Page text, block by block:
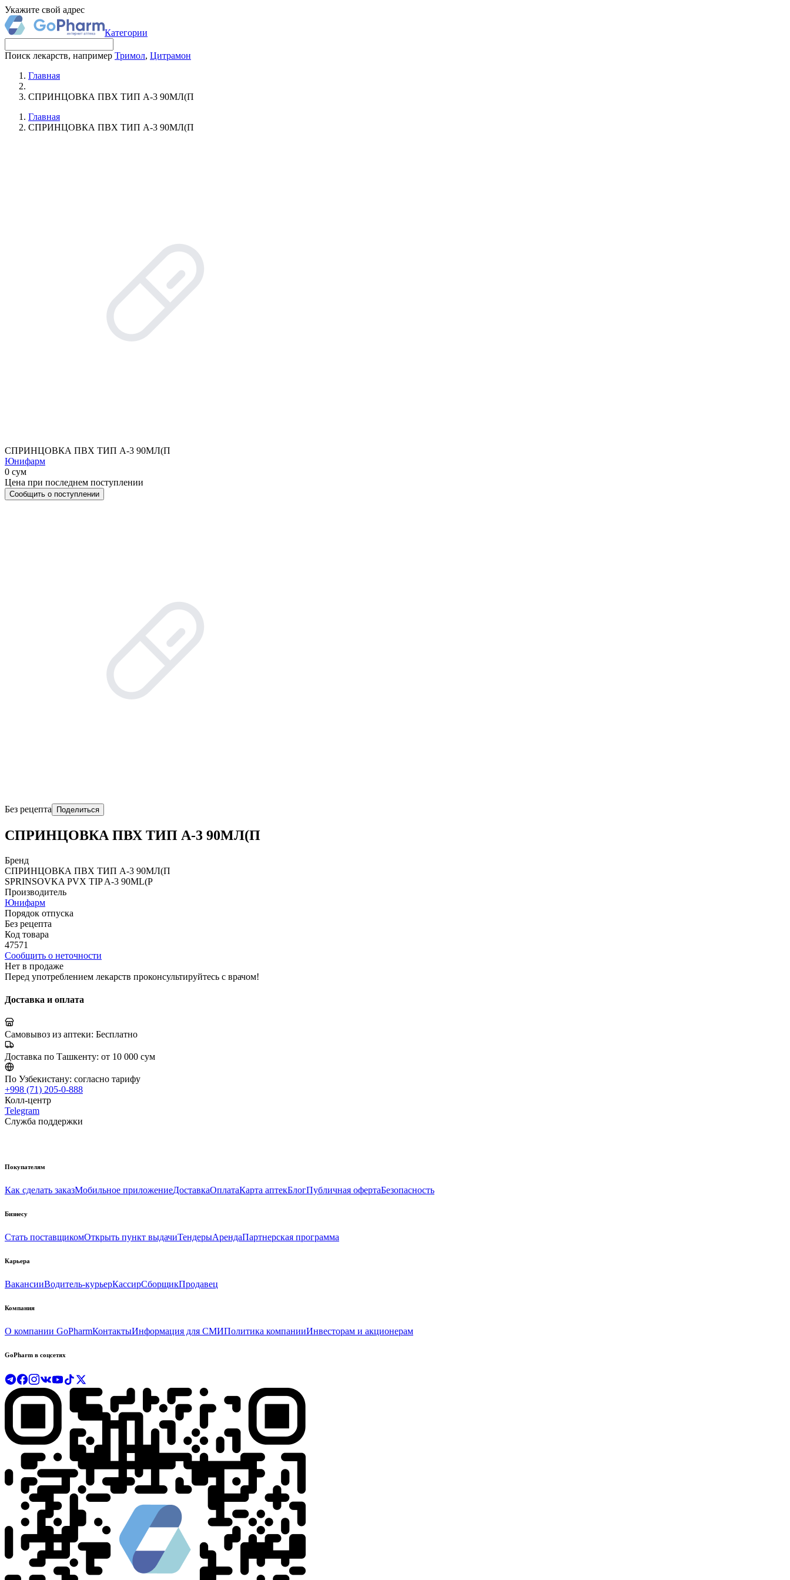
Укажите свой адрес
Категории
Поиск лекарств, например Тримол, Цитрамон
Главная
СПРИНЦОВКА ПВХ ТИП А-3 90МЛ(П
Главная
СПРИНЦОВКА ПВХ ТИП А-3 90МЛ(П
СПРИНЦОВКА ПВХ ТИП А-3 90МЛ(П
Юнифарм
0 сум
Цена при последнем поступлении
Сообщить о поступлении
Без рецепта Поделиться
СПРИНЦОВКА ПВХ ТИП А-3 90МЛ(П
Бренд
СПРИНЦОВКА ПВХ ТИП А-3 90МЛ(П
SPRINSOVKA PVX TIP A-3 90ML(P
Производитель
Юнифарм
Порядок отпуска
Без рецепта
Код товара
47571
Сообщить о неточности
Нет в продаже
Перед употреблением лекарств проконсультируйтесь с врачом!
Доставка и оплата
Самовывоз из аптеки: Бесплатно
Доставка по Ташкенту: от 10 000 сум
По Узбекистану: согласно тарифу
+998 (71) 205-0-888
Колл-центр
Telegram
Служба поддержки
Покупателям
Как сделать заказМобильное приложениеДоставкаОплатаКарта аптекБлогПубличная офертаБезопасность
Бизнесу
Стать поставщикомОткрыть пункт выдачиТендерыАрендаПартнерская программа
Карьера
ВакансииВодитель-курьерКассирСборщикПродавец
Компания
О компании GoPharmКонтактыИнформация для СМИПолитика компанииИнвесторам и акционерам
GoPharm в соцсетях